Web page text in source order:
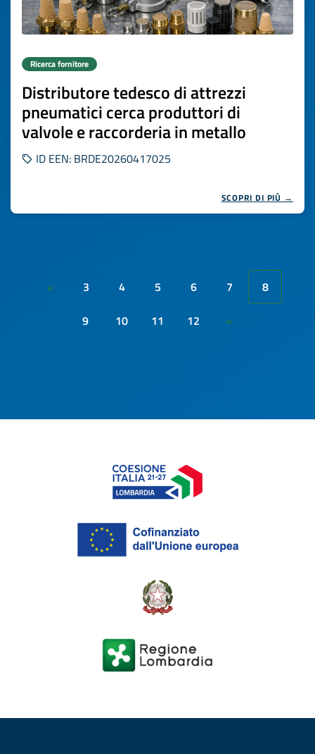
Ricerca fornitore
Distributore tedesco di attrezzi
pneumatici cerca produttori di
valvole e raccorderia in metallo
ID EEN: BRDE20260417025
SCOPRI DI PIÙ →
« 3 4 5 6 7
8
9
10 11 12 »